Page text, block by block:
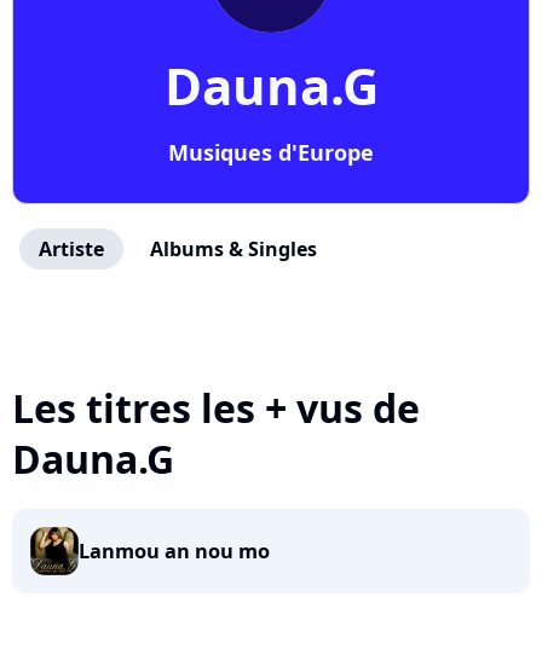
Dauna.G
Musiques d'Europe
Artiste Albums & Singles
Les titres les + vus de
Dauna.G
Lanmou an nou mo